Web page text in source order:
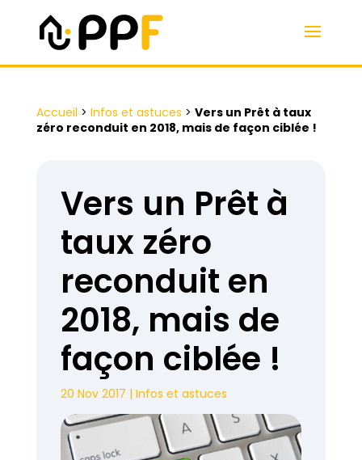
Accueil > Infos et astuces > Vers un Prêt à taux
zéro reconduit en 2018, mais de façon ciblée !
Vers un Prêt à
taux zéro
reconduit en
2018, mais de
façon ciblée !
20 Nov 2017 | Infos et astuces